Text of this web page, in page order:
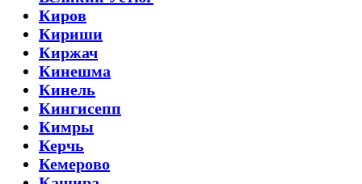
Киров
Кириши
Киржач
Кинешма
Кинель
Кингисепп
Кимры
Керчь
Кемерово